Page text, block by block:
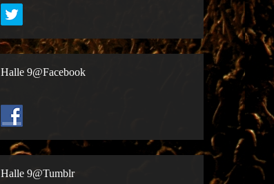
Halle 9@Facebook
Halle 9@Tumblr